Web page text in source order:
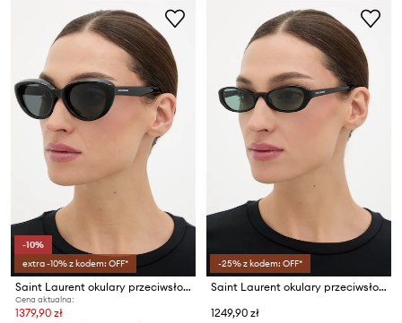
-10%
extra -10% z kodem: OFF*
Saint Laurent okulary przeciwsłoneczne damskie
Cena aktualna:
1379,90 zł
-25% z kodem: OFF*
Saint Laurent okulary przeciwsłoneczne damskie
1249,90 zł